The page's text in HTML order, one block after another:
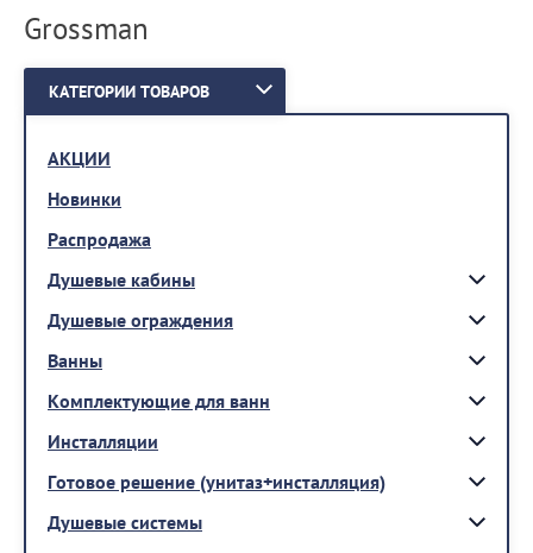
Grossman
КАТЕГОРИИ ТОВАРОВ
АКЦИИ
Новинки
Распродажа
Душевые кабины
Душевые ограждения
Ванны
Комплектующие для ванн
Инсталляции
Готовое решение (унитаз+инсталляция)
Душевые системы